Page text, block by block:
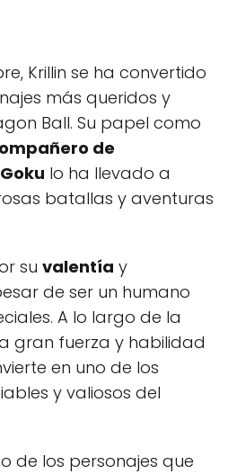
Krillin se ha convertido
más queridos y
Ball. Su papel como
de
lo ha llevado a
batallas y aventuras
su valentía y
de ser un humano
A lo largo de la
gran fuerza y habilidad
en uno de los
y valiosos del
de los personajes que